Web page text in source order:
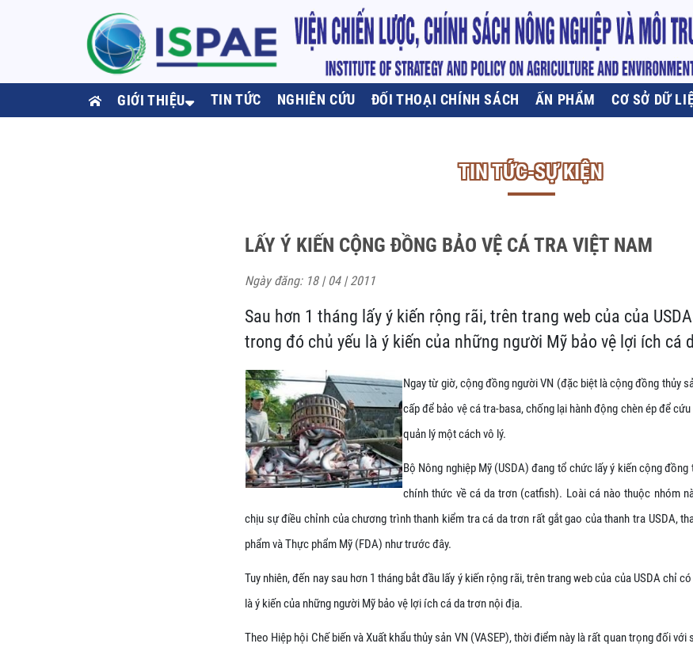
GIỚI THIỆU TIN TỨC NGHIÊN CỨU ĐỐI THOẠI CHÍNH SÁCH ẤN PHẨM CƠ SỞ DỮ
TIN TỨC-SỰ KIỆN
LẤY Ý KIẾN CỘNG ĐỒNG BẢO VỆ CÁ TRA VIỆT NAM
Ngày đăng: 18 | 04 | 2011
Sau hơn 1 tháng lấy ý kiến rộng rãi, trên trang web của của
trong đó chủ yếu là ý kiến của những người Mỹ bảo vệ lợi ích cá
Ngay từ giờ, cộng đồng người VN (đặc biệt là cộng đồng thủy
cấp để bảo vệ cá tra-basa, chống lại hành động chèn ép để
quản lý một cách vô lý.
Bộ Nông nghiệp Mỹ (USDA) đang tổ chức lấy ý kiến cộng
chính thức về cá da trơn (catfish). Loài cá nào thuộc nhóm
chịu sự điều chỉnh của chương trình thanh kiểm tra cá da trơn rất gắt gao của thanh tra USDA,
phẩm và Thực phẩm Mỹ (FDA) như trước đây.
Tuy nhiên, đến nay sau hơn 1 tháng bắt đầu lấy ý kiến rộng rãi, trên trang web của của USDA chỉ
là ý kiến của những người Mỹ bảo vệ lợi ích cá da trơn nội địa.
Theo Hiệp hội Chế biến và Xuất khẩu thủy sản VN (VASEP), thời điểm này là rất quan trọng đối với